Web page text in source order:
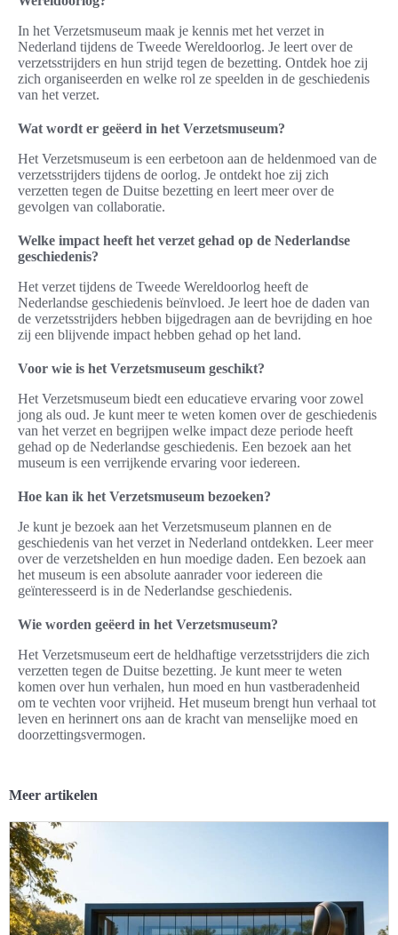
In het Verzetsmuseum maak je kennis met het verzet in
Nederland tijdens de Tweede Wereldoorlog. Je leert over de
verzetsstrijders en hun strijd tegen de bezetting. Ontdek hoe zij
zich organiseerden en welke rol ze speelden in de geschiedenis
van het verzet.
Wat wordt er geëerd in het Verzetsmuseum?
Het Verzetsmuseum is een eerbetoon aan de heldenmoed van de
verzetsstrijders tijdens de oorlog. Je ontdekt hoe zij zich
verzetten tegen de Duitse bezetting en leert meer over de
gevolgen van collaboratie.
Welke impact heeft het verzet gehad op de Nederlandse
geschiedenis?
Het verzet tijdens de Tweede Wereldoorlog heeft de
Nederlandse geschiedenis beïnvloed. Je leert hoe de daden van
de verzetsstrijders hebben bijgedragen aan de bevrijding en hoe
zij een blijvende impact hebben gehad op het land.
Voor wie is het Verzetsmuseum geschikt?
Het Verzetsmuseum biedt een educatieve ervaring voor zowel
jong als oud. Je kunt meer te weten komen over de geschiedenis
van het verzet en begrijpen welke impact deze periode heeft
gehad op de Nederlandse geschiedenis. Een bezoek aan het
museum is een verrijkende ervaring voor iedereen.
Hoe kan ik het Verzetsmuseum bezoeken?
Je kunt je bezoek aan het Verzetsmuseum plannen en de
geschiedenis van het verzet in Nederland ontdekken. Leer meer
over de verzetshelden en hun moedige daden. Een bezoek aan
het museum is een absolute aanrader voor iedereen die
geïnteresseerd is in de Nederlandse geschiedenis.
Wie worden geëerd in het Verzetsmuseum?
Het Verzetsmuseum eert de heldhaftige verzetsstrijders die zich
verzetten tegen de Duitse bezetting. Je kunt meer te weten
komen over hun verhalen, hun moed en hun vastberadenheid
om te vechten voor vrijheid. Het museum brengt hun verhaal tot
leven en herinnert ons aan de kracht van menselijke moed en
doorzettingsvermogen.
Meer artikelen